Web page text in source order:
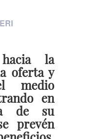
la
oferta y
medio
en
de su
prevén